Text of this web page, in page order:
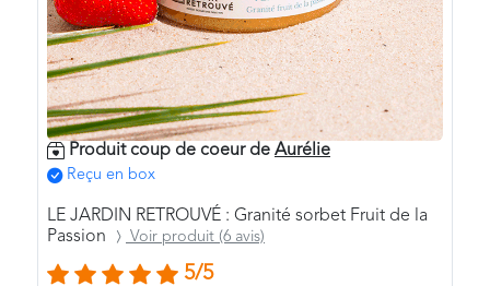
Produit coup de coeur de Aurélie
Reçu en box
LE JARDIN RETROUVÉ : Granité sorbet Fruit de la
Passion
Voir produit (6 avis)
5/5